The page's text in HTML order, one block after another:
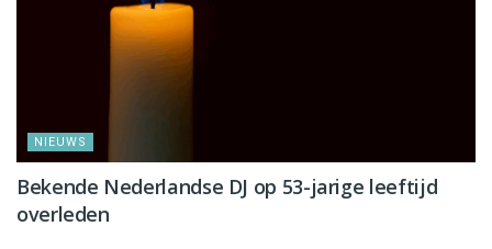
NIEUWS
Bekende Nederlandse DJ op 53-jarige leeftijd
overleden